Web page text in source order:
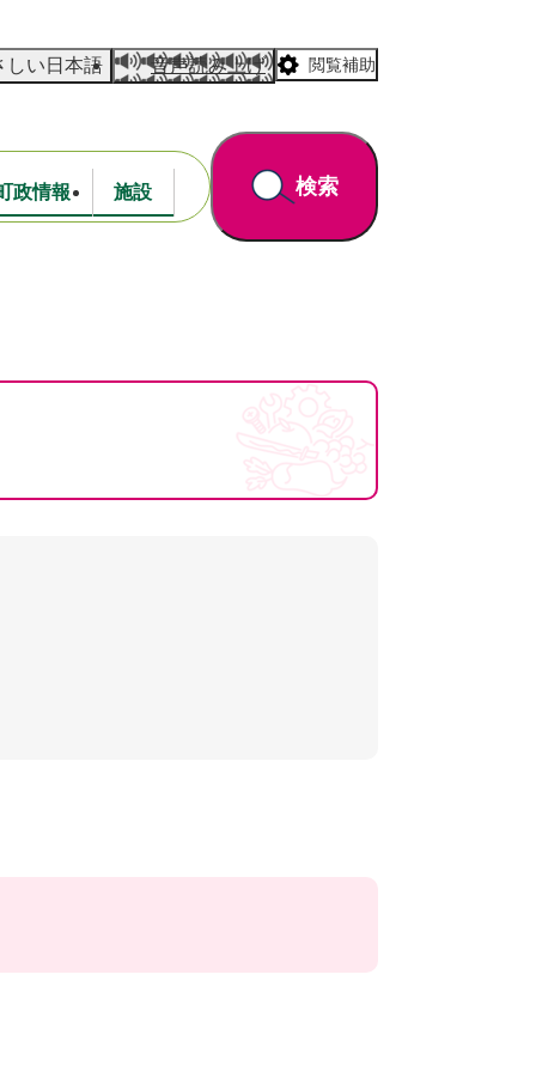
しい日本語 音声読み上げ 閲覧補助
政情報 施設 検索